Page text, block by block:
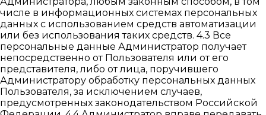
числе в информационных системах персональных
данных с использованием средств автоматизации
или без использования таких средств. 4.3 Все
персональные данные Администратор получает
непосредственно от Пользователя или от его
представителя, либо от лица, поручившего
Администратору обработку персональных данных
Пользователя, за исключением случаев,
предусмотренных законодательством Российской